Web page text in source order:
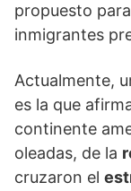
propuesto
inmigrantes
Actualmente,
es la que
continente
oleadas, de la
cruzaron el